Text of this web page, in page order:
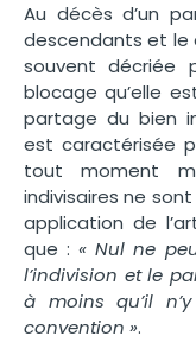
Au décès d’un
descendants et le
souvent décriée
blocage qu’elle
partage du bien
est caractérisée
tout moment
indivisaires ne
application de
que :«Nul ne
l’indivision et le
à moins qu’il
convention ».